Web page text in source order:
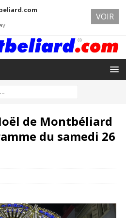
de Montbéliard
du samedi 26
VOIR